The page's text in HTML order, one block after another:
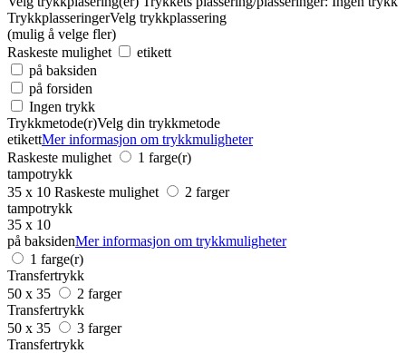
TrykkplasseringerVelg trykkplassering
(mulig å velge fler)
Raskeste mulighet
etikett
på baksiden
på forsiden
Ingen trykk
Trykkmetode(r)Velg din trykkmetode
etikettMer informasjon om trykkmuligheter
Raskeste mulighet
1 farge(r)
tampotrykk
35 x 10 Raskeste mulighet
2 farger
tampotrykk
35 x 10
på baksidenMer informasjon om trykkmuligheter
1 farge(r)
Transfertrykk
50 x 35
2 farger
Transfertrykk
50 x 35
3 farger
Transfertrykk